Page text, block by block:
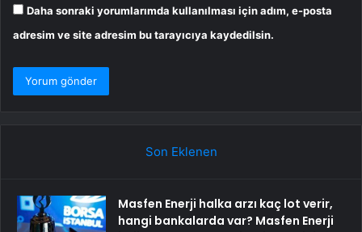
Daha sonraki yorumlarımda kullanılması için adım, e-posta
adresim ve site adresim bu tarayıcıya kaydedilsin.
Son Eklenen
Masfen Enerji halka arzı kaç lot verir,
hangi bankalarda var? Masfen Enerji